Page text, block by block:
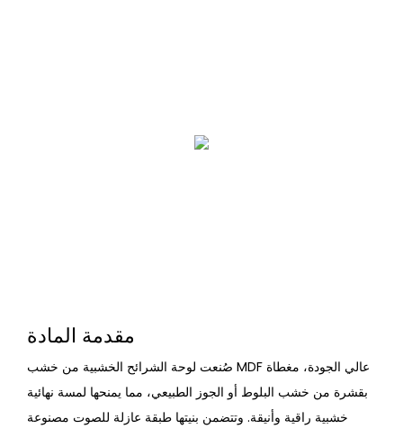
مقدمة المادة
صُنعت لوحة الشرائح الخشبية من خشب MDF عالي الجودة، مغطاة
بقشرة من خشب البلوط أو الجوز الطبيعي، مما يمنحها لمسة نهائية
خشبية راقية وأنيقة. وتتضمن بنيتها طبقة عازلة للصوت مصنوعة